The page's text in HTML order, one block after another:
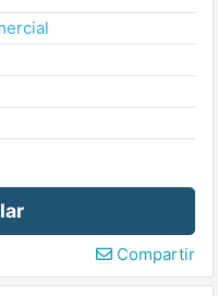
Compartir